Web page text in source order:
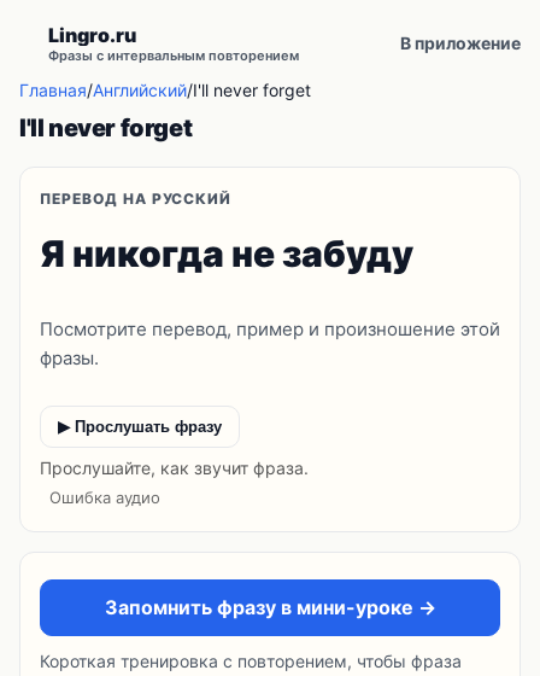
Lingro.ru
Фразы с интервальным повторением
В приложение
Главная/Английский/I'll never forget
I'll never forget
ПЕРЕВОД НА РУССКИЙ
Я никогда не забуду
Посмотрите перевод, пример и произношение этой
фразы.
▶ Прослушать фразу
Прослушайте, как звучит фраза.
Ошибка аудио
Запомнить фразу в мини-уроке →
Короткая тренировка с повторением, чтобы фраза